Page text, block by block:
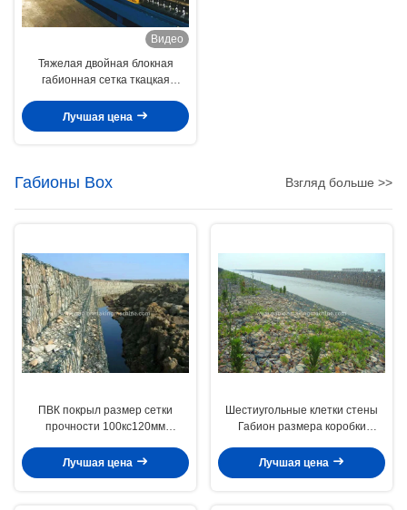
Видео
Тяжелая двойная блокная
габионная сетка ткацкая
Лучшая цена
Габионы Box Взгляд больше >>
ПВК покрыл размер сетки
прочности 100кс120мм
провода сооружения стены
Лучшая цена
Шестиугольные клетки стены
Габион размера коробки
гальванизированным проводом/
Лучшая цена